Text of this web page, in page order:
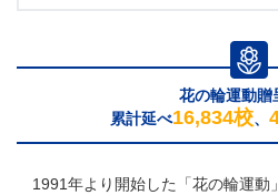
花の輪運動贈
累計延べ16,834校、
1991年より開始した「花の輪運動